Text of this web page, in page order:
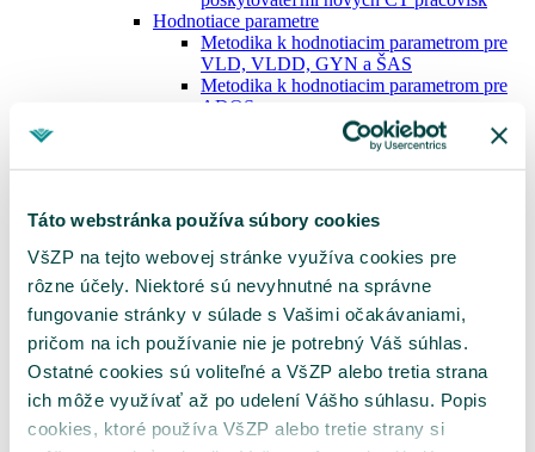
Táto webstránka používa súbory cookies
VšZP na tejto webovej stránke využíva cookies pre
rôzne účely. Niektoré sú nevyhnutné na správne
fungovanie stránky v súlade s Vašimi očakávaniami,
pričom na ich používanie nie je potrebný Váš súhlas.
Ostatné cookies sú voliteľné a VšZP alebo tretia strana
ich môže využívať až po udelení Vášho súhlasu. Popis
cookies, ktoré používa VšZP alebo tretie strany si
Hodnotiace parametre
Metodika k hodnotiacim parametrom pre
VLD, VLDD, GYN a ŠAS
Metodika k hodnotiacim parametrom pre
ADOS
Metodika k hodnotiacim parametrom pre
Metodika k hodnotiacim parametrom pre
Metodika k hodnotiacim parametrom pre
Metodika k hodnotiacim parametrom pre
MR
Metodika k hodnotiacim parametrom pre
CT
Metodika optimalizácie siete MR a CT pracovísk
Sieť MR pracovísk
Metodika klasifikácie RTG skiagrafických
pracovísk